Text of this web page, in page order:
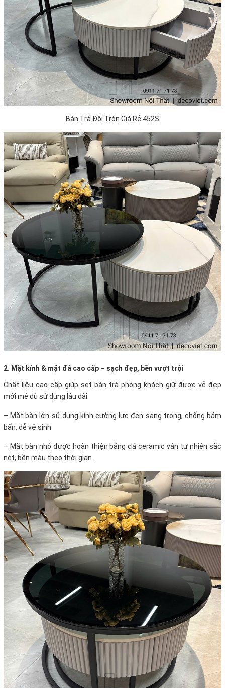
Bàn Trà Đôi Tròn Giá Rẻ 452S
2. Mặt kính & mặt đá cao cấp – sạch đẹp, bền vượt trội
Chất liệu cao cấp giúp set bàn trà phòng khách giữ được vẻ đẹp
mới mẻ dù sử dụng lâu dài.
– Mặt bàn lớn sử dụng kính cường lực đen sang trọng, chống bám
bẩn, dễ vệ sinh.
– Mặt bàn nhỏ được hoàn thiện bằng đá ceramic vân tự nhiên sắc
nét, bền màu theo thời gian.